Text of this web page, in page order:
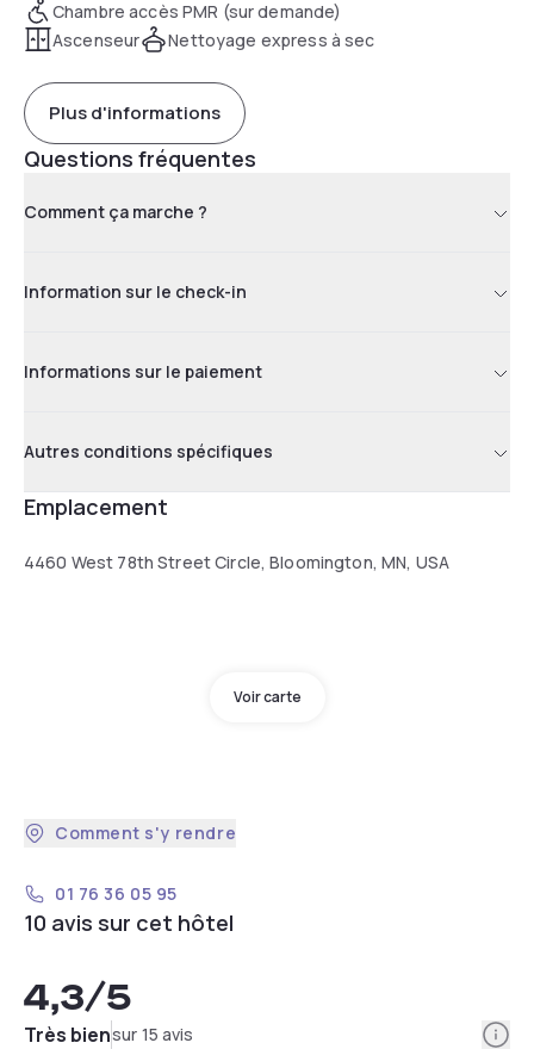
Chambre accès PMR (sur demande)
Ascenseur
Nettoyage express à sec
Plus d'informations
Questions fréquentes
Comment ça marche ?
Information sur le check-in
Informations sur le paiement
Autres conditions spécifiques
Emplacement
4460 West 78th Street Circle, Bloomington, MN, USA
Voir carte
Comment s'y rendre
01 76 36 05 95
10 avis sur cet hôtel
4,3/5
Très biensur 15 avis